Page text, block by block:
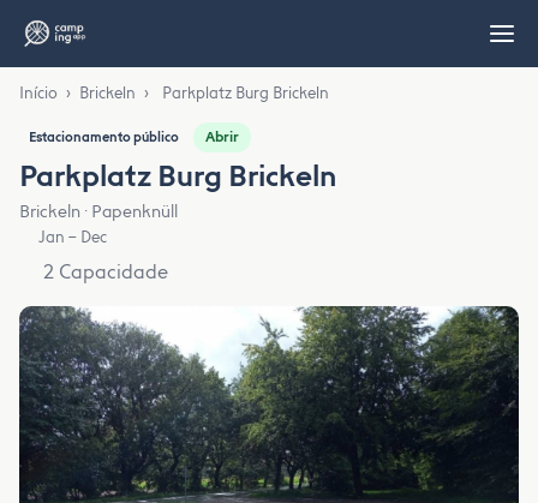
Início › Brickeln › Parkplatz Burg Brickeln
Estacionamento público Abrir
Parkplatz Burg Brickeln
Brickeln · Papenknüll
Jan – Dec
2 Capacidade